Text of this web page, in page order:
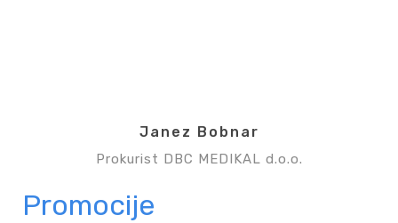
Janez Bobnar
Prokurist DBC MEDIKAL d.o.o.
Promocije